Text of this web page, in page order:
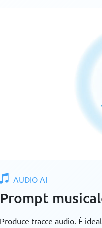
AUDIO AI
Prompt
Produce tracce audio. È